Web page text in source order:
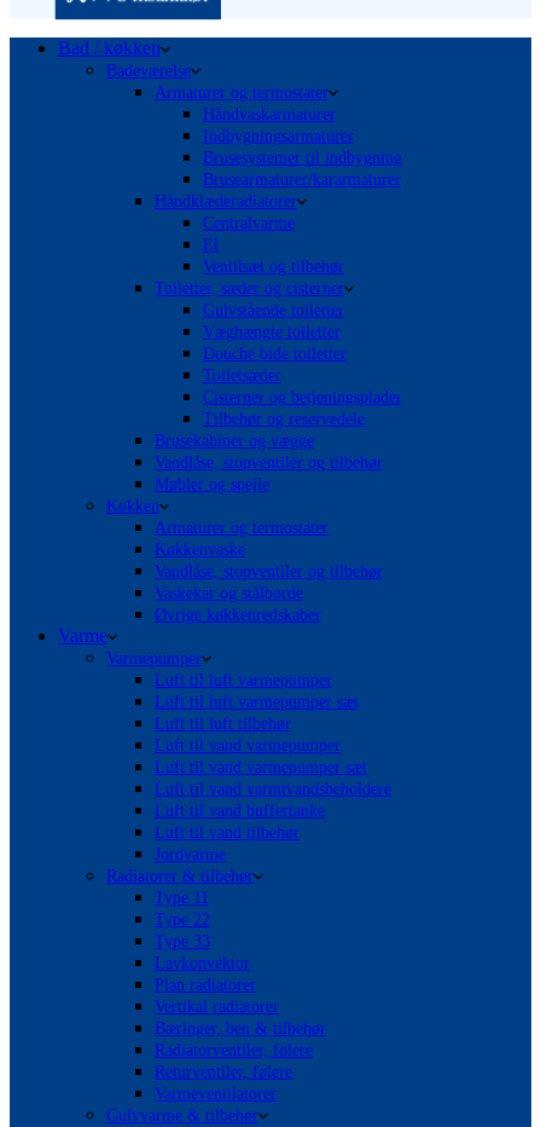
Bad / køkken
Badeværelse
Armaturer og termostater
Håndvaskarmaturer
Indbygningsarmaturer
Brusesystemer til indbygning
Brusearmaturer/kararmaturer
Håndklæderadiatorer
Centralvarme
El
Ventilsæt og tilbehør
Toiletter, sæder og cisterner
Gulvstående toiletter
Væghængte toiletter
Douche bide toiletter
Toiletsæder
Cisterner og betjeningsplader
Tilbehør og reservedele
Brusekabiner og vægge
Vandlåse, stopventiler og tilbehør
Møbler og spejle
Køkken
Armaturer og termostater
Køkkenvaske
Vandlåse, stopventiler og tilbehør
Vaskekar og stålborde
Øvrige køkkenredskaber
Varme
Varmepumper
Luft til luft varmepumper
Luft til luft varmepumper sæt
Luft til luft tilbehør
Luft til vand varmepumper
Luft til vand varmepumper sæt
Luft til vand varmtvandsbeholdere
Luft til vand buffertanke
Luft til vand tilbehør
Jordvarme
Radiatorer & tilbehør
Type 11
Type 22
Type 33
Lavkonvektor
Plan radiatorer
Vertikal radiatorer
Bæringer, ben & tilbehør
Radiatorventiler, følere
Returventiler, følere
Varmeventilatorer
Gulvvarme & tilbehør